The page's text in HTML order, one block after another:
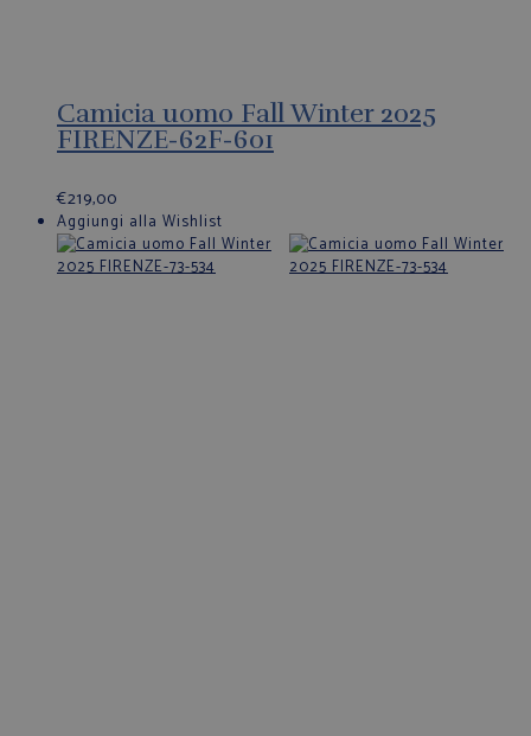
Camicia uomo Fall Winter 2025
FIRENZE-62F-601
€219,00
Aggiungi alla Wishlist